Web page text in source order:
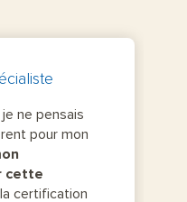
ne pensais
pour mon
cette
certification